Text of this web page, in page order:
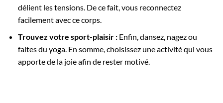
délient les tensions. De ce fait, vous reconnectez
facilement avec ce corps.
Trouvez votre sport-plaisir :Enfin, dansez, nagez ou
faites du yoga. En somme, choisissez une activité qui vous
apporte de la joie afin de rester motivé.